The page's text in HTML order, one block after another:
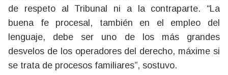
de respeto al Tribunal ni a la contraparte. “La
buena fe procesal, también en el empleo del
lenguaje, debe ser uno de los más grandes
desvelos de los operadores del derecho, máxime si
se trata de procesos familiares”, sostuvo.